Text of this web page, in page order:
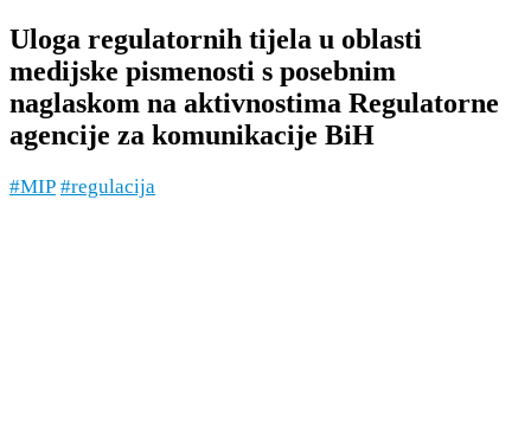
Uloga regulatornih tijela u oblasti
medijske pismenosti s posebnim
naglaskom na aktivnostima Regulatorne
agencije za komunikacije BiH
#MIP #regulacija